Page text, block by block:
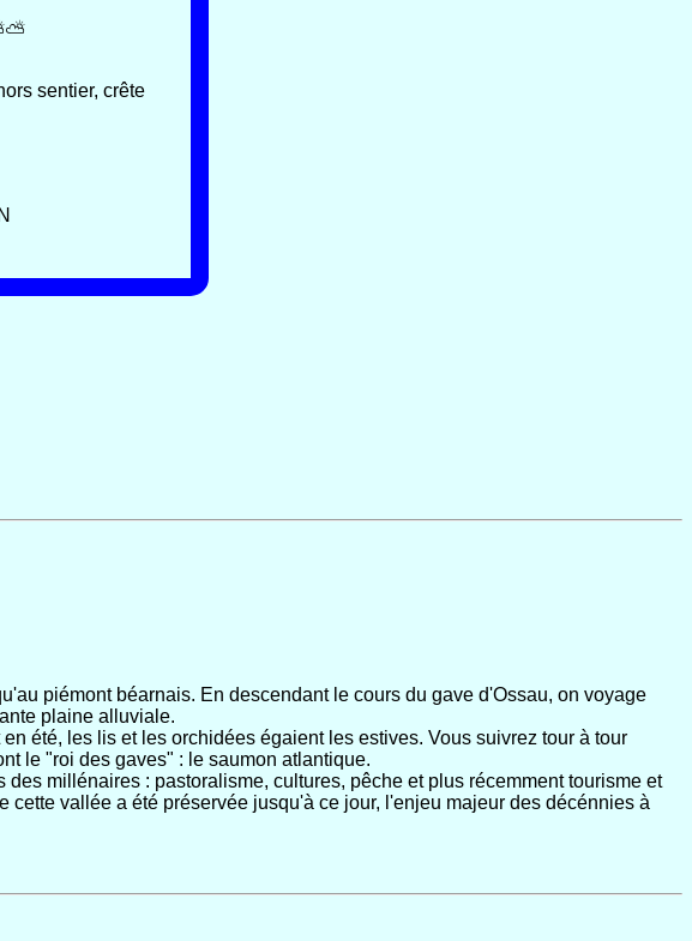
sentier, crête
piémont béarnais. En descendant le cours du gave d'Ossau, on voyage
plaine alluviale.
été, les lis et les orchidées égaient les estives. Vous suivrez tour à tour
le "roi des gaves" : le saumon atlantique.
millénaires : pastoralisme, cultures, pêche et plus récemment tourisme et
vallée a été préservée jusqu'à ce jour, l'enjeu majeur des décénnies à